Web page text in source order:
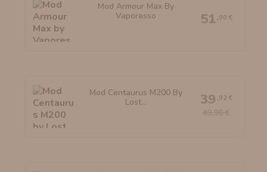
Mod Armour Max By
Vaporesso
51 ,90 €
Mod Centaurus M200 By
Lost...
39 ,92 €